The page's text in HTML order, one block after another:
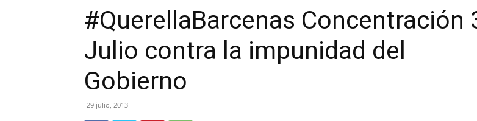
Vecinal
#QuerellaBarcenas Concentración
Julio contra la impunidad del
Gobierno
29 julio, 2013